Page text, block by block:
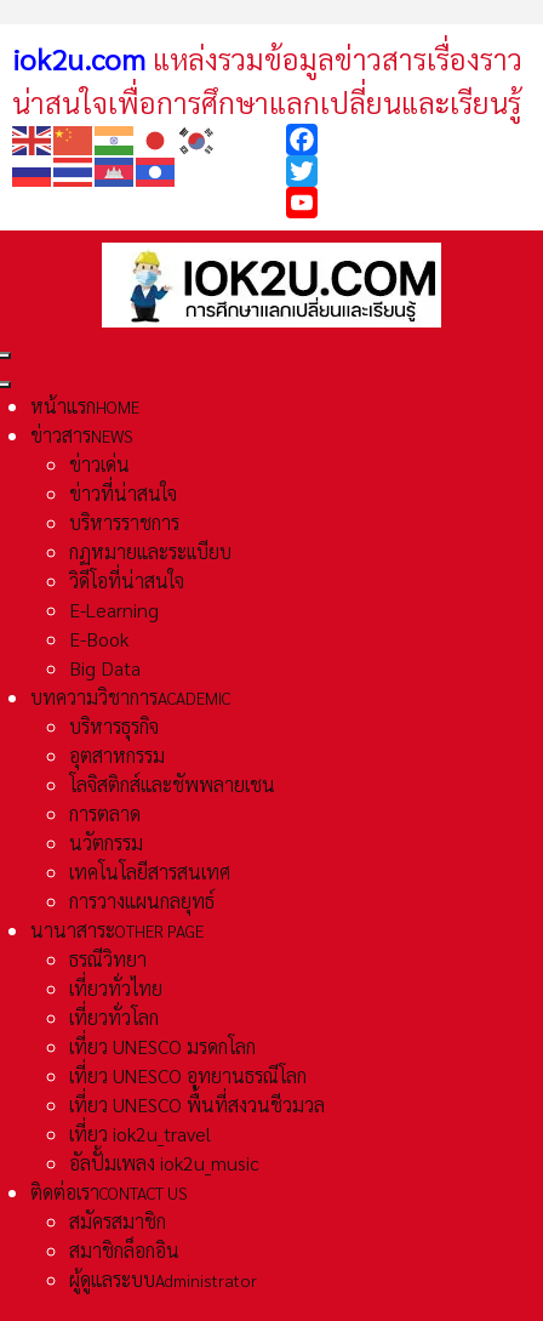
iok2u.com แหล่งรวมข้อมูลข่าวสารเรื่องราว
น่าสนใจเพื่อการศึกษาแลกเปลี่ยนและเรียนรู้
Facebook
Twitter
YouTube
หน้าแรกHOME
ข่าวสารNEWS
ข่าวเด่น
ข่าวที่น่าสนใจ
บริหารราชการ
กฏหมายและระเเบียบ
วิดีโอที่น่าสนใจ
E-Learning
E-Book
Big Data
บทความวิชาการACADEMIC
บริหารธุรกิจ
อุตสาหกรรม
โลจิสติกส์และชัพพลายเชน
การตลาด
นวัตกรรม
เทคโนโลยีสารสนเทศ
การวางแผนกลยุทธ์
นานาสาระOTHER PAGE
ธรณีวิทยา
เที่ยวทั่วไทย
เที่ยวทั่วโลก
เที่ยว UNESCO มรดกโลก
เที่ยว UNESCO อุทยานธรณีโลก
เที่ยว UNESCO พื้นที่สงวนชีวมวล
เที่ยว iok2u_travel
อัลปั้มเพลง iok2u_music
ติดต่อเราCONTACT US
สมัครสมาชิก
สมาชิกล็อกอิน
ผู้ดูแลระบบAdministrator